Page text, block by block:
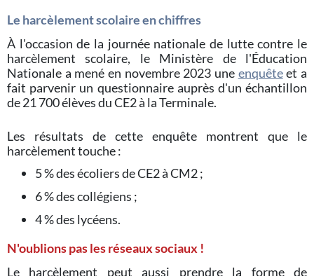
Le harcèlement scolaire en chiffres
À l'occasion de la journée nationale de lutte contre le
harcèlement scolaire, le Ministère de l'Éducation
Nationale a mené en novembre 2023 une enquêteet a
fait parvenir un questionnaire auprès d'un échantillon
de 21 700 élèves du CE2 à la Terminale.
Les résultats de cette enquête montrent que le
harcèlement touche :
5 % des écoliers de CE2 à CM2 ;
6 % des collégiens ;
4 % des lycéens.
N'oublions pas les réseaux sociaux !
Le harcèlement peut aussi prendre la forme de